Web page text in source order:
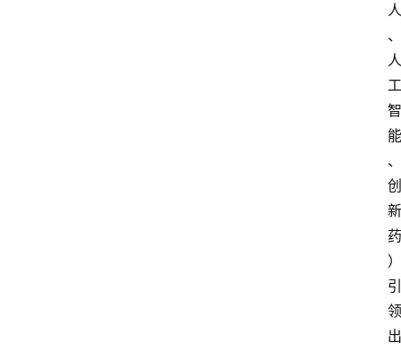
人
、
人
工
智
能
、
创
新
药
）
引
领
出